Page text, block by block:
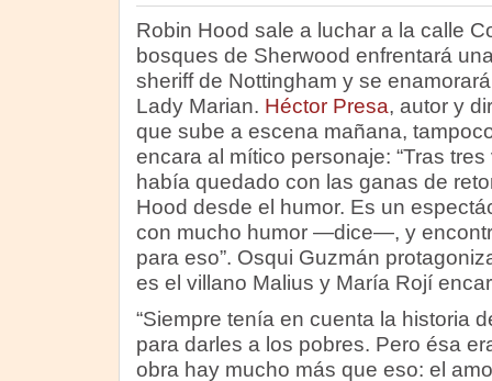
Robin Hood sale a luchar a la calle
bosques de Sherwood enfrentará
sheriff de Nottingham y se
Lady Marian. Héctor Presa, autor y
que sube a escena mañana,
encara al mítico personaje: “Tras
había quedado con las ganas de
Hood desde el humor. Es un
con mucho humor —dice—, y
para eso”. Osqui Guzmán
es el villano Malius y María Rojí
“Siempre tenía en cuenta la historia
para darles a los pobres. Pero ésa
obra hay mucho más que eso: el